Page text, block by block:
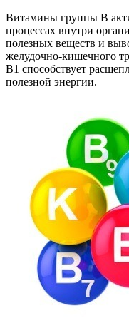
Витамины группы В
процессах внутри
полезных веществ и
желудочно-кишечного
В1 способствует
полезной энергии.